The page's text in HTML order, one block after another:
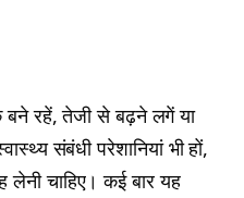
रहें, तेजी से बढ़ने लगें या
संबंधी परेशानियां भी हों,
लेनी चाहिए। कई बार यह